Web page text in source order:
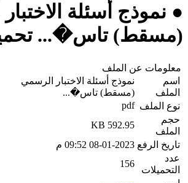
● نموذج أسئلة
(مسقط) تاس�...
معلومات عن الملف
اسم
الملف
نموذج أسئلة الاختبار الرسمي
(مسقط) تاس�...
نوع الملف pdf
حجم
الملف
592.95 KB
تاريخ الرفع 08-01-2023 09:52 م
عدد
التحميلات
156